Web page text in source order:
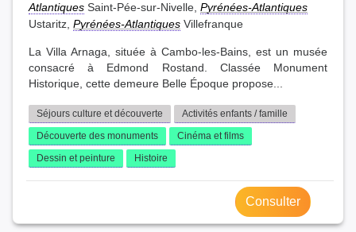
Atlantiques Saint-Pée-sur-Nivelle, Pyrénées-Atlantiques
Ustaritz, Pyrénées-Atlantiques Villefranque
La Villa Arnaga, située à Cambo-les-Bains, est un musée
consacré à Edmond Rostand. Classée Monument
Historique, cette demeure Belle Époque propose...
Séjours culture et découverte
Activités enfants / famille
Découverte des monuments
Cinéma et films
Dessin et peinture
Histoire
Consulter